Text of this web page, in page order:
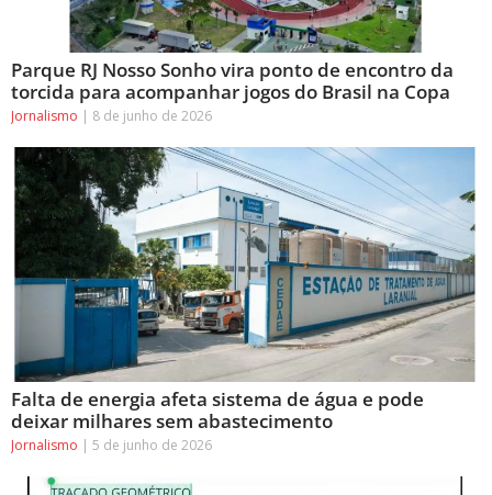
Parque RJ Nosso Sonho vira ponto de encontro da
torcida para acompanhar jogos do Brasil na Copa
Jornalismo 8 de junho de 2026
Falta de energia afeta sistema de água e pode
deixar milhares sem abastecimento
Jornalismo 5 de junho de 2026